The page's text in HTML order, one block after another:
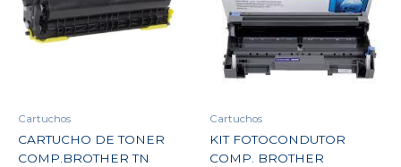
Cartuchos
CARTUCHO DE TONER
COMP.BROTHER TN
Cartuchos
KIT FOTOCONDUTOR
COMP. BROTHER